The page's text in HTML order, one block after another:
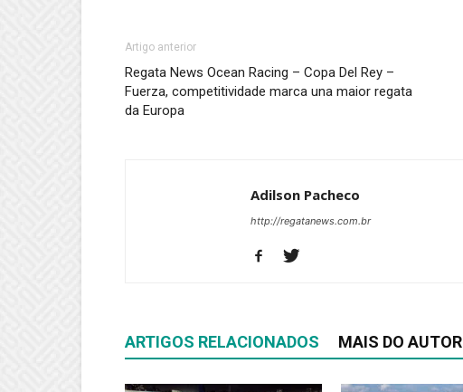
Artigo anterior
Regata News Ocean Racing – Copa Del Rey –
Fuerza, competitividade marca una maior regata
da Europa
Adilson Pacheco
http://regatanews.com.br
ARTIGOS RELACIONADOS MAIS DO AUTOR